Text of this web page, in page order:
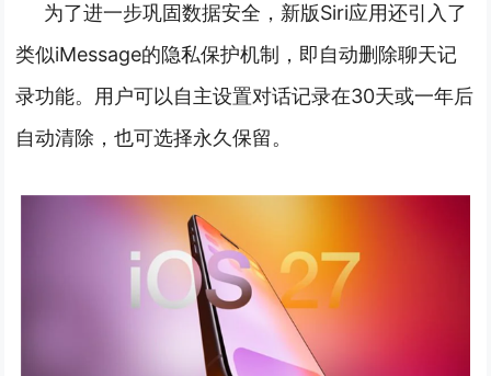
为了进一步巩固数据安全，新版Siri应用还引入了
类似iMessage的隐私保护机制，即自动删除聊天记
录功能。用户可以自主设置对话记录在30天或一年后
自动清除，也可选择永久保留。